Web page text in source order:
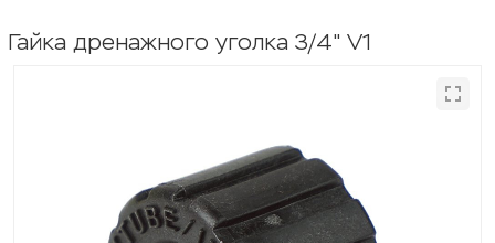
Гайка дренажного уголка 3/4" V1